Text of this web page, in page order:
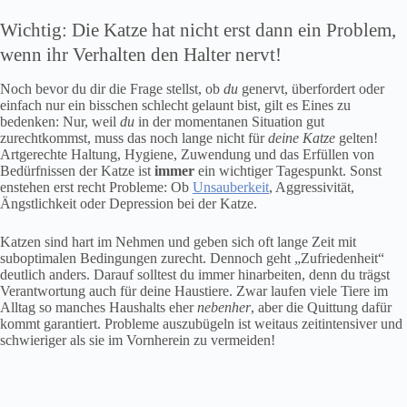
Wichtig: Die Katze hat nicht erst dann ein Problem,
wenn ihr Verhalten den Halter nervt!
Noch bevor du dir die Frage stellst, ob du genervt, überfordert oder
einfach nur ein bisschen schlecht gelaunt bist, gilt es Eines zu
bedenken: Nur, weil du in der momentanen Situation gut
zurechtkommst, muss das noch lange nicht fürdeine Katze gelten!
Artgerechte Haltung, Hygiene, Zuwendung und das Erfüllen von
Bedürfnissen der Katze istimmer ein wichtiger Tagespunkt. Sonst
enstehen erst recht Probleme: Ob Unsauberkeit, Aggressivität,
Ängstlichkeit oder Depression bei der Katze.
Katzen sind hart im Nehmen und geben sich oft lange Zeit mit
suboptimalen Bedingungen zurecht. Dennoch geht „Zufriedenheit“
deutlich anders. Darauf solltest du immer hinarbeiten, denn du trägst
Verantwortung auch für deine Haustiere. Zwar laufen viele Tiere im
Alltag so manches Haushalts ehernebenher, aber die Quittung dafür
kommt garantiert. Probleme auszubügeln ist weitaus zeitintensiver und
schwieriger als sie im Vornherein zu vermeiden!